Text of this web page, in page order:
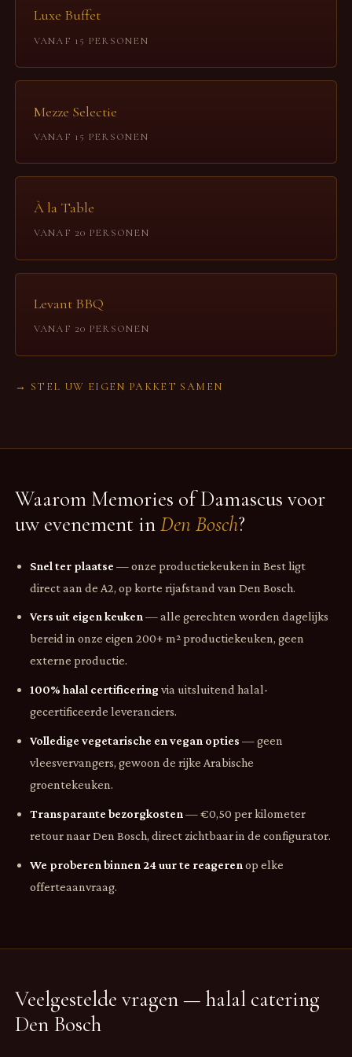
Luxe Buffet
VANAF 15 PERSONEN
Mezze Selectie
VANAF 15 PERSONEN
À la Table
VANAF 20 PERSONEN
Levant BBQ
VANAF 20 PERSONEN
→ STEL UW EIGEN PAKKET SAMEN
Waarom Memories of Damascus voor
uw evenement inDen Bosch?
Snel ter plaatse — onze productiekeuken in Best ligt
direct aan de A2, op korte rijafstand van Den Bosch.
Vers uit eigen keuken— alle gerechten worden dagelijks
bereid in onze eigen 200+ m² productiekeuken, geen
externe productie.
100% halal certificering via uitsluitend halal-
gecertificeerde leveranciers.
Volledige vegetarische en vegan opties — geen
vleesvervangers, gewoon de rijke Arabische
groentekeuken.
Transparante bezorgkosten — €0,50 per kilometer
retour naar Den Bosch, direct zichtbaar in de configurator.
We proberen binnen 24 uur te reageren op elke
offerteaanvraag.
Veelgestelde vragen — halal catering
Den Bosch